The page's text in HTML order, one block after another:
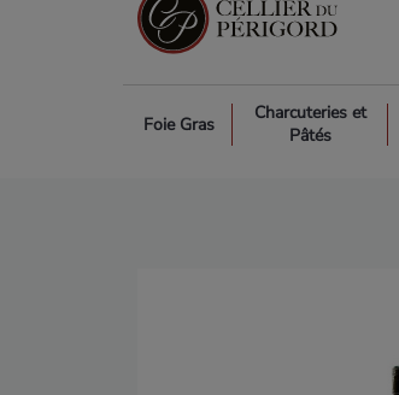
Foie Gras
Charcuteries et
Pâtés